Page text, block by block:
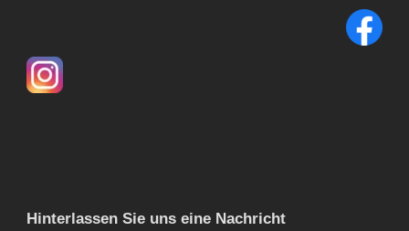
Hinterlassen Sie uns eine Nachricht